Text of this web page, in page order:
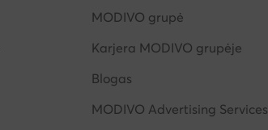
MODIVO grupė
Karjera MODIVO grupėje
Blogas
MODIVO Advertising Services